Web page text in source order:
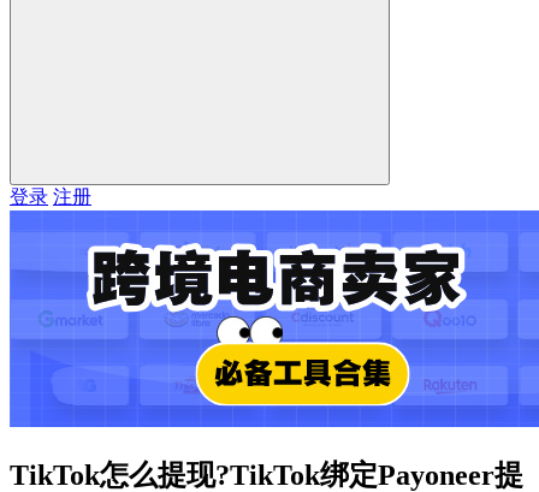
登录 注册
TikTok怎么提现?TikTok绑定Payoneer提